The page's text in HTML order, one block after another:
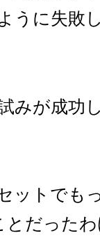
うに失敗
みが成功
ットでも
とだった